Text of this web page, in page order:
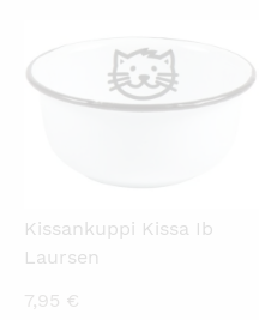
KATSO PIKANÄKYMÄ
Kissankuppi Kissa Ib
Laursen
7,95 €